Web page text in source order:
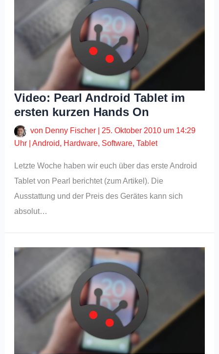
Video: Pearl Android Tablet im
ersten kurzen Hands On
von Denny Fischer
25. Oktober 2010 um 14:29
Uhr |Android, Hardware, Software,Tablet
Letzte Woche haben wir euch über das erste Android
Tablet von Pearl berichtet (zum Artikel). Die
Ausstattung und der Preis des Gerätes kann sich
absolut…